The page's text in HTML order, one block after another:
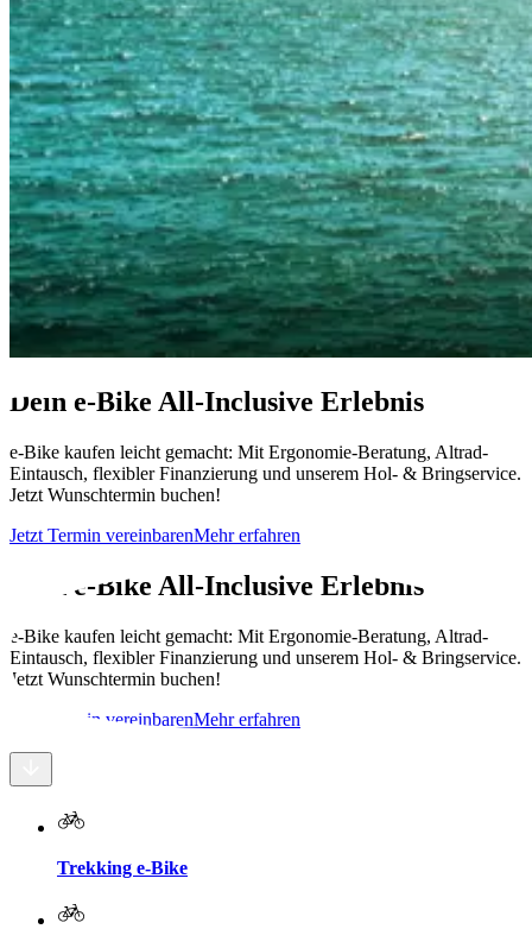
Dein e-Bike All-Inclusive Erlebnis
e-Bike kaufen leicht gemacht: Mit Ergonomie-Beratung, Altrad-
Eintausch, flexibler Finanzierung und unserem Hol- & Bringservice.
Jetzt Wunschtermin buchen!
Jetzt Termin vereinbarenMehr erfahren
Dein e-Bike All-Inclusive Erlebnis
e-Bike kaufen leicht gemacht: Mit Ergonomie-Beratung, Altrad-
Eintausch, flexibler Finanzierung und unserem Hol- & Bringservice.
Jetzt Wunschtermin buchen!
Jetzt Termin vereinbarenMehr erfahren
Trekking e-Bike